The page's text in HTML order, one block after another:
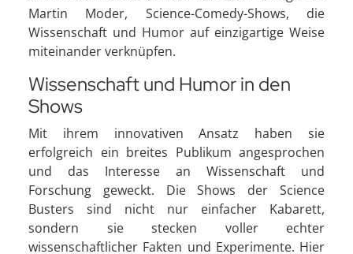
Martin Moder, Science-Comedy-Shows, die
Wissenschaft und Humor auf einzigartige Weise
miteinander verknüpfen.
Wissenschaft und Humor in den
Shows
Mit ihrem innovativen Ansatz haben sie
erfolgreich ein breites Publikum angesprochen
und das Interesse an Wissenschaft und
Forschung geweckt. Die Shows der Science
Busters sind nicht nur einfacher Kabarett,
sondern sie stecken voller echter
wissenschaftlicher Fakten und Experimente. Hier